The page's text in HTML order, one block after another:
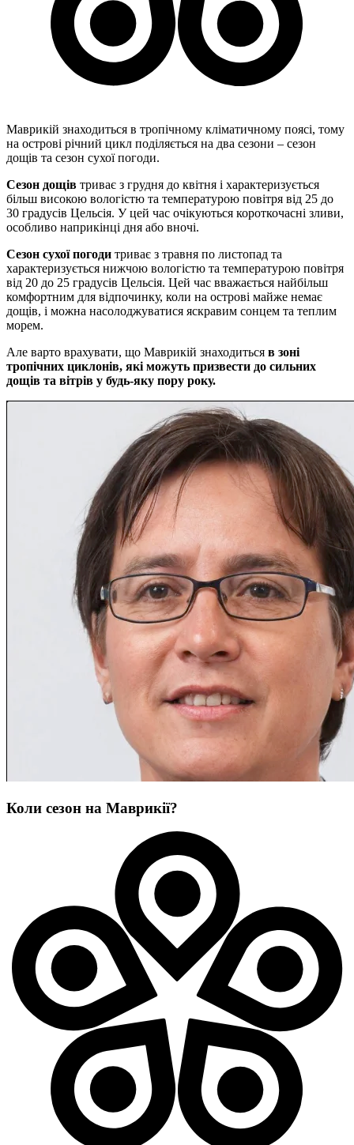
Маврикій знаходиться в тропічному кліматичному поясі, тому
на острові річний цикл поділяється на два сезони – сезон
дощів та сезон сухої погоди.
Сезон дощів триває з грудня до квітня і характеризується
більш високою вологістю та температурою повітря від 25 до
30 градусів Цельсія. У цей час очікуються короткочасні зливи,
особливо наприкінці дня або вночі.
Сезон сухої погоди триває з травня по листопад та
характеризується нижчою вологістю та температурою повітря
від 20 до 25 градусів Цельсія. Цей час вважається найбільш
комфортним для відпочинку, коли на острові майже немає
дощів, і можна насолоджуватися яскравим сонцем та теплим
морем.
Але варто врахувати, що Маврикій знаходиться в зоні
тропічних циклонів, які можуть призвести до сильних
дощів та вітрів у будь-яку пору року.
Коли сезон на Маврикії?